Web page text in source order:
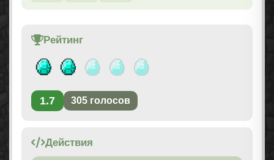
Рейтинг
1.7 305 голосов
Действия